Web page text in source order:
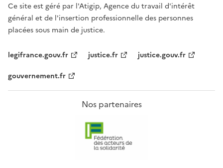
Ce site est géré par l'Atigip, Agence du travail d'intérêt
général et de l'insertion professionnelle des personnes
placées sous main de justice.
legifrance.gouv.fr justice.fr
justice.gouv.fr
gouvernement.fr
Nos partenaires